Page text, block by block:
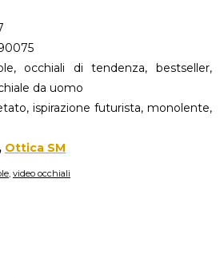
occhiali di tendenza, bestseller,
da uomo
ispirazione futurista, monolente,
Ottica SM
, video occhiali